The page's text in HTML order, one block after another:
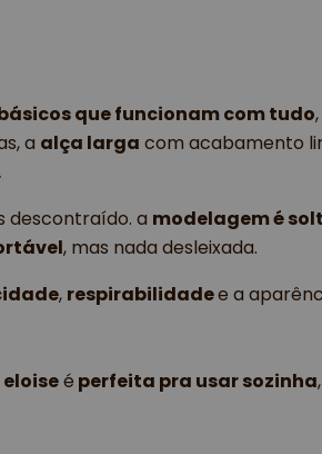
que funcionam com tudo
a alça larga com acabamento
descontraído. a modelagem é
, mas nada desleixada.
, respirabilidadee a
eloiseé perfeita pra usar sozinha